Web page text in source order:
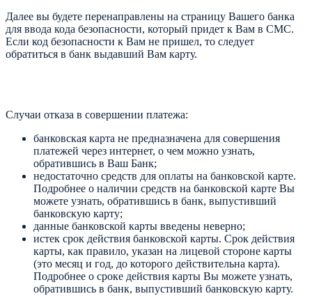
Далее вы будете перенаправлены на страницу Вашего банка
для ввода кода безопасности, который придет к Вам в СМС.
Если код безопасности к Вам не пришел, то следует
обратиться в банк выдавший Вам карту.
Случаи отказа в совершении платежа:
банковская карта не предназначена для совершения
платежей через интернет, о чем можно узнать,
обратившись в Ваш Банк;
недостаточно средств для оплаты на банковской карте.
Подробнее о наличии средств на банковской карте Вы
можете узнать, обратившись в банк, выпустивший
банковскую карту;
данные банковской карты введены неверно;
истек срок действия банковской карты. Срок действия
карты, как правило, указан на лицевой стороне карты
(это месяц и год, до которого действительна карта).
Подробнее о сроке действия карты Вы можете узнать,
обратившись в банк, выпустивший банковскую карту.